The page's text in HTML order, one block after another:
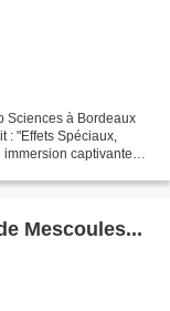
Sciences à Bordeaux
: "Effets Spéciaux,
captivante
Mescoules...